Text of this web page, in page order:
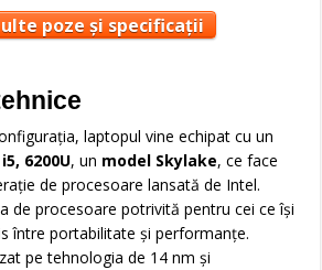
poze și specificații
laptopul vine echipat cu un
6200U, un model Skylake, ce face
de procesoare lansată de Intel.
de procesoare potrivită pentru cei ce își
între portabilitate și performanțe.
pe tehnologia de 14 nm și